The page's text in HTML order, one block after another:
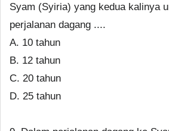
Syam (Syiria) yang kedua kalinya
perjalanan dagang ....
A. 10 tahun
B. 12 tahun
C. 20 tahun
D. 25 tahun